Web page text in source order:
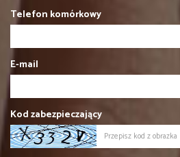
Telefon komórkowy
E-mail
Kod zabezpieczający